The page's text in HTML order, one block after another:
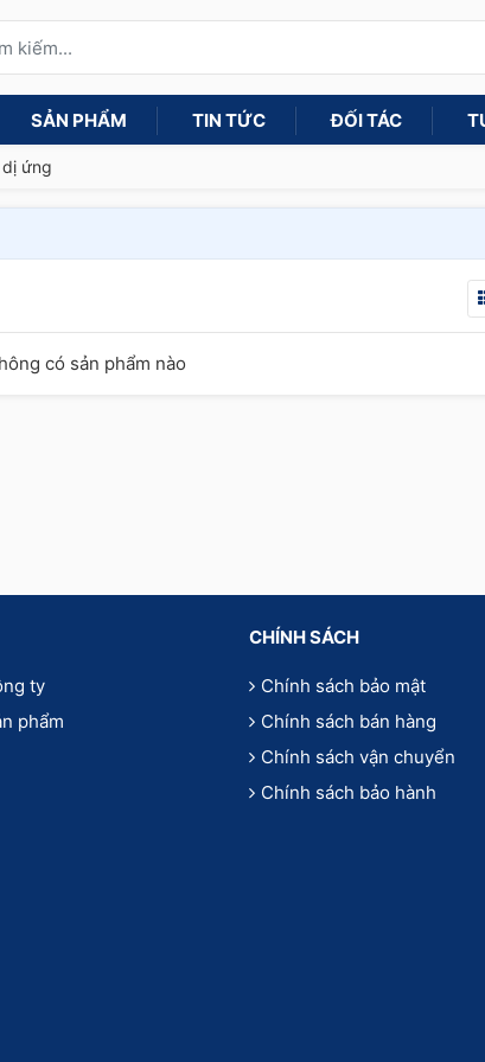
SẢN PHẨM TIN TỨC ĐỐI TÁC
ứng
có sản phẩm nào
ty
phẩm
CHÍNH SÁCH
Chính sách bảo mật
Chính sách bán hàng
Chính sách vận chuyển
Chính sách bảo hành